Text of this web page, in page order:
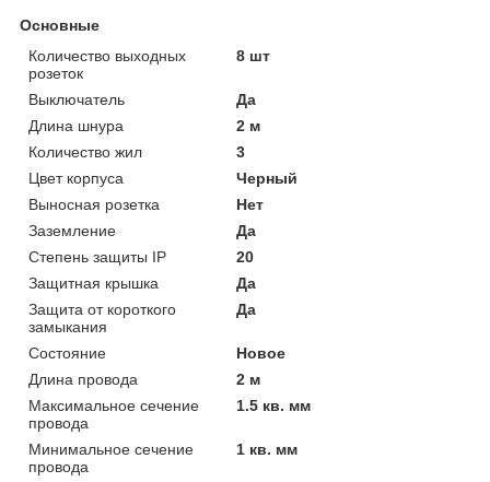
Основные
Количество выходных
розеток
8 шт
Выключатель
Да
Длина шнура
2 м
Количество жил
3
Цвет корпуса
Черный
Выносная розетка
Нет
Заземление
Да
Степень защиты IP
20
Защитная крышка
Да
Защита от короткого
замыкания
Да
Состояние
Новое
Длина провода
2 м
Максимальное сечение
провода
1.5 кв. мм
Минимальное сечение
провода
1 кв. мм